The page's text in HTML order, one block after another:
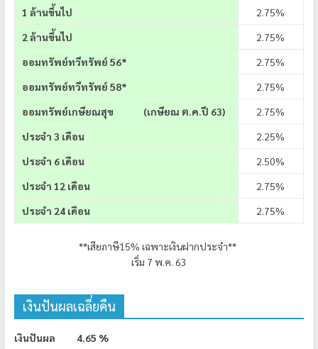
1 ล้านขึ้นไป
2.75%
2 ล้านขึ้นไป
2.75%
ออมทรัพย์ทวีทรัพย์ 56*
2.75%
ออมทรัพย์ทวีทรัพย์ 58*
2.75%
ออมทรัพย์เกษียณสุข (เกษียณ ต.ค.ปี 63)
2.75%
ประจำ 3 เดือน
2.25%
ประจำ 6 เดือน
2.50%
ประจำ 12 เดือน
2.75%
ประจำ 24 เดือน
2.75%
**เสียภาษี15% เฉพาะเงินฝากประจำ**
เริ่ม 7 พ.ค. 63
เงินปันผลเฉลี่ยคืน
เงินปันผล 4.65 %